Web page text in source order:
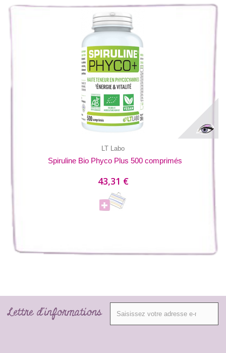
LT Labo
Spiruline Bio Phyco Plus 500 comprimés
43,31 €
Lettre d'informations